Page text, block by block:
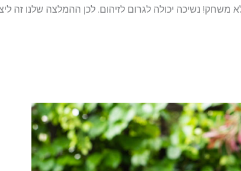
נשיכה יכולה לגרום לזיהום. לכן ההמלצה שלנו זה